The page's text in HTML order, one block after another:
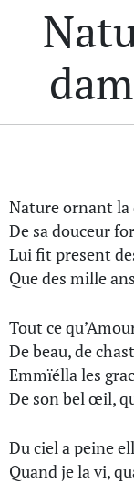
Nature ornant la
De sa douceur
Lui fit present
Que des mille
Tout ce
De beau, de
Emmïélla les
De son bel œil,
Du ciel a peine
Quand je la vi,